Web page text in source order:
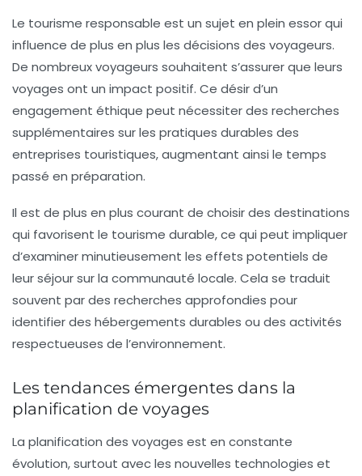
Le tourisme responsable est un sujet en plein essor qui
influence de plus en plus les décisions des voyageurs.
De nombreux voyageurs souhaitent s’assurer que leurs
voyages ont un impact positif. Ce désir d’un
engagement éthique peut nécessiter des recherches
supplémentaires sur les pratiques durables des
entreprises touristiques, augmentant ainsi le temps
passé en préparation.
Il est de plus en plus courant de choisir des destinations
qui favorisent le tourisme durable, ce qui peut impliquer
d’examiner minutieusement les effets potentiels de
leur séjour sur la communauté locale. Cela se traduit
souvent par des recherches approfondies pour
identifier des hébergements durables ou des activités
respectueuses de l’environnement.
Les tendances émergentes dans la
planification de voyages
La planification des voyages est en constante
évolution, surtout avec les nouvelles technologies et